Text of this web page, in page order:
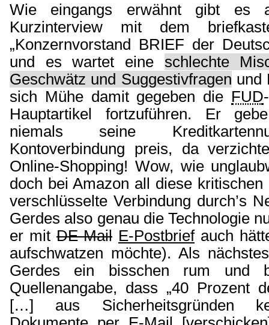
Wie eingangs erwähnt gibt es
Kurzinterview mit dem
„Konzernvorstand BRIEF der
und es wartet eine schlechte
Geschwätz und Suggestivfragen und
sich Mühe damit gegeben die FUD
Hauptartikel fortzuführen. Er
niemals seine
Kontoverbindung preis, da
Online-Shopping! Wow, wie
doch bei Amazon all diese kritischen
verschlüsselte Verbindung durch’s
Gerdes also genau die Technologie
er mit DE-Mail E-Postbriefauch
aufschwatzen möchte). Als
Gerdes ein bisschen rum und
Quellenangabe, dass „40 Prozent
[…] aus Sicherheitsgründen